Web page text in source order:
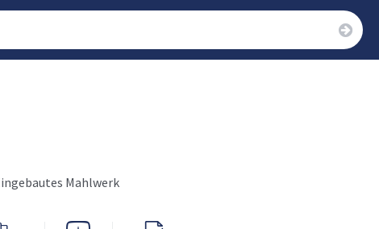
Mahlwerk